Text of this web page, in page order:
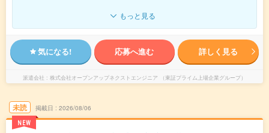
もっと見る
気になる! 応募へ進む 詳しく見る
派遣会社 株式会社オープンアップネクストエンジニア （東証プライム上場企業グループ）
未読
NEW
掲載日 2026/08/06